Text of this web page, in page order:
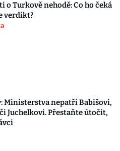
o Turkově nehodě: Co ho čeká
verdikt?
Ministerstva nepatří Babišovi,
Juchelkovi. Přestaňte útočit,